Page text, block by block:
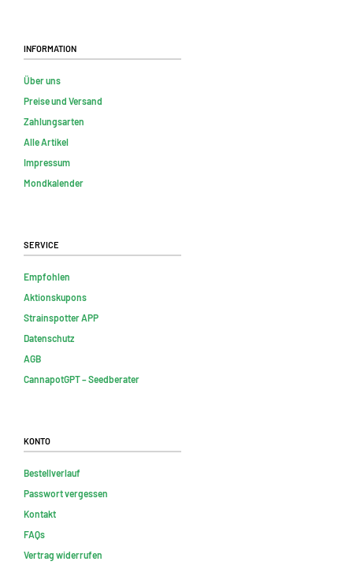
Information
Über uns
Preise und Versand
Zahlungsarten
Alle Artikel
Impressum
Mondkalender
Service
Empfohlen
Aktionskupons
Strainspotter APP
Datenschutz
AGB
CannapotGPT – Seedberater
Konto
Bestellverlauf
Passwort vergessen
Kontakt
FAQs
Vertrag widerrufen